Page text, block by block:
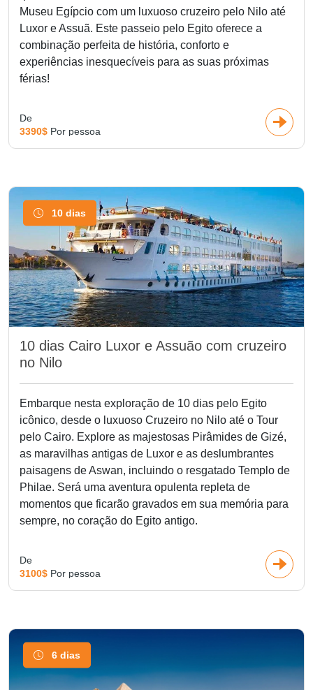
Museu Egípcio com um luxuoso cruzeiro pelo Nilo até
Luxor e Assuã. Este passeio pelo Egito oferece a
combinação perfeita de história, conforto e
experiências inesquecíveis para as suas próximas
férias!
De
3390$ Por pessoa
10 dias
10 dias Cairo Luxor e Assuão com cruzeiro
no Nilo
Embarque nesta exploração de 10 dias pelo Egito
icônico, desde o luxuoso Cruzeiro no Nilo até o Tour
pelo Cairo. Explore as majestosas Pirâmides de Gizé,
as maravilhas antigas de Luxor e as deslumbrantes
paisagens de Aswan, incluindo o resgatado Templo de
Philae. Será uma aventura opulenta repleta de
momentos que ficarão gravados em sua memória para
sempre, no coração do Egito antigo.
De
3100$ Por pessoa
6 dias